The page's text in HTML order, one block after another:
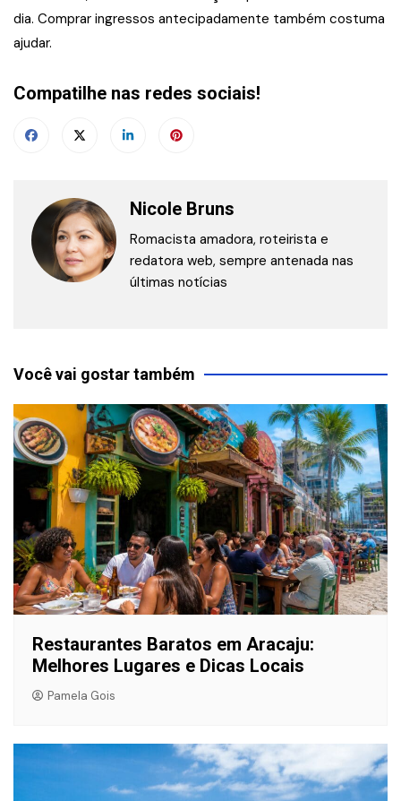
dia. Comprar ingressos antecipadamente também costuma
ajudar.
Compatilhe nas redes sociais!
Nicole Bruns
Romacista amadora, roteirista e
redatora web, sempre antenada nas
últimas notícias
Você vai gostar também
Restaurantes Baratos em Aracaju:
Melhores Lugares e Dicas Locais
Pamela Gois